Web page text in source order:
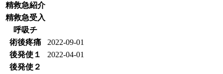
精救急紹介
精救急受入
呼吸チ
術後疼痛
2022-09-01
後発使１
2022-04-01
後発使２